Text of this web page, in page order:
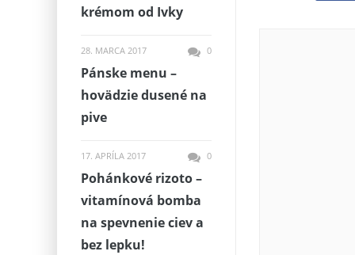
krémom od Ivky
28. MARCA 2017 0
Pánske menu –
hovädzie dusené na
pive
17. APRÍLA 2017 0
Pohánkové rizoto –
vitamínová bomba
na spevnenie ciev a
bez lepku!